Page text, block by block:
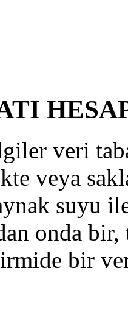
veri
veya
suyu
onda bir,
bir